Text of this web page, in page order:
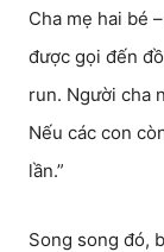
Cha mẹ hai bé
được gọi đến
run. Người cha
Nếu các con
lần.”
Song song đó,